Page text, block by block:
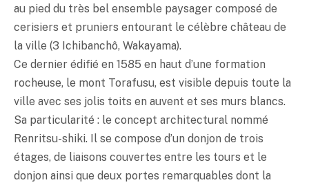
au pied du très bel ensemble paysager composé de
cerisiers et pruniers entourant le célèbre château de
la ville (3 Ichibanchô, Wakayama).
Ce dernier édifié en 1585 en haut d’une formation
rocheuse, le mont Torafusu, est visible depuis toute la
ville avec ses jolis toits en auvent et ses murs blancs.
Sa particularité : le concept architectural nommé
Renritsu-shiki. Il se compose d’un donjon de trois
étages, de liaisons couvertes entre les tours et le
donjon ainsi que deux portes remarquables dont la